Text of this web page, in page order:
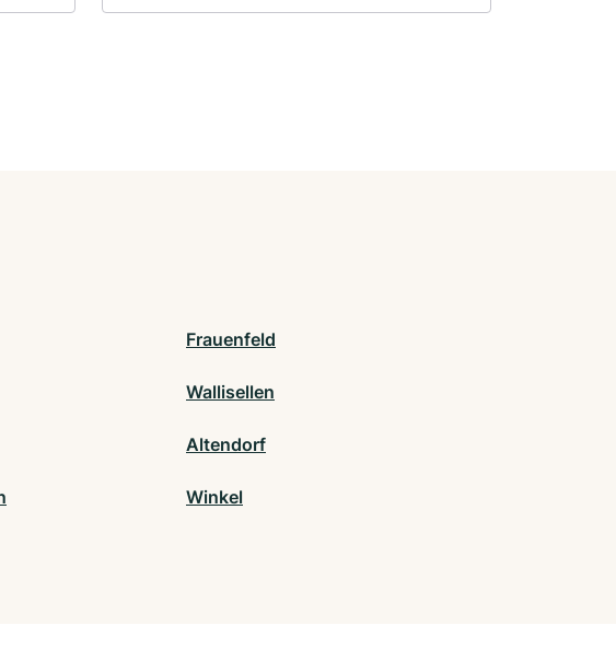
Frauenfeld
Wallisellen
Altendorf
Winkel